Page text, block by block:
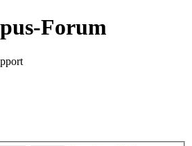
Forum